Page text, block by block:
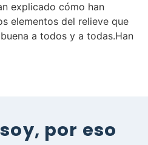
explicado cómo han
elementos del relieve que
a todos y a todas.Han
por eso